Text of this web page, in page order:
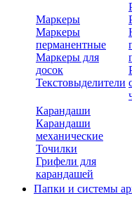
Маркеры
Маркеры
перманентные
Маркеры для
досок
Текстовыделители
Карандаши
Карандаши
механические
Точилки
Грифели для
карандашей
Папки и системы